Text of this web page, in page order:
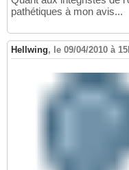
pathétiques à mon avis...
Hellwing, le 09/04/2010 à